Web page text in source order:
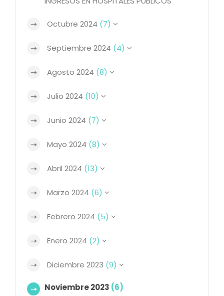
Octubre 2024 (7)
Septiembre 2024 (4)
Agosto 2024 (8)
Julio 2024 (10)
Junio 2024 (7)
Mayo 2024 (8)
Abril 2024 (13)
Marzo 2024 (6)
Febrero 2024 (5)
Enero 2024 (2)
Diciembre 2023 (9)
Noviembre 2023 (6)